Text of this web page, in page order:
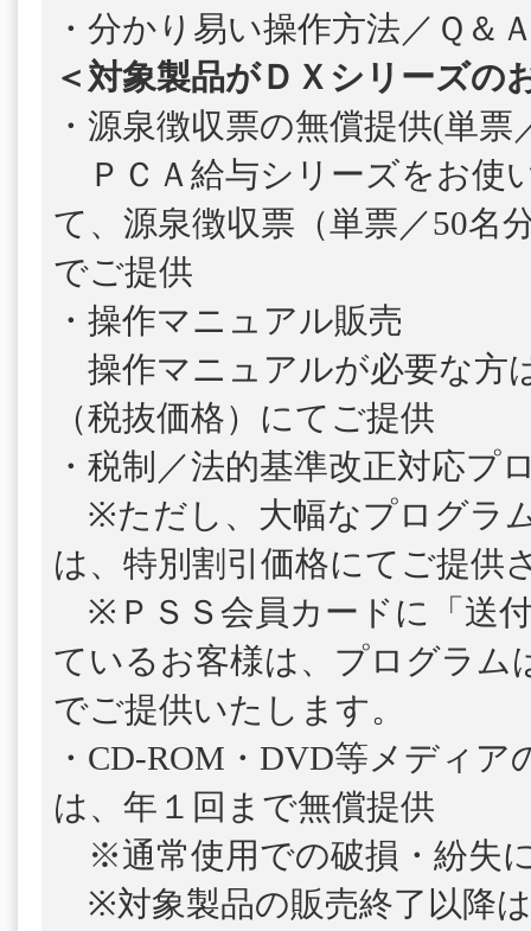
・分かり易い操作方法／Ｑ＆
＜対象製品がＤＸシリーズの
・源泉徴収票の無償提供(単票
ＰＣＡ給与シリーズをお使
て、源泉徴収票（単票／50名
でご提供
・操作マニュアル販売
操作マニュアルが必要な方
（税抜価格）にてご提供
・税制／法的基準改正対応プ
※ただし、大幅なプログラ
は、特別割引価格にてご提供
※ＰＳＳ会員カードに「送
ているお客様は、プログラム
でご提供いたします。
・CD-ROM・DVD等メディア
は、年１回まで無償提供
※通常使用での破損・紛失
※対象製品の販売終了以降